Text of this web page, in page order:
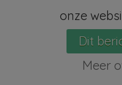
© Copyright 2026 -
Algemene
onze
Dit
Meer